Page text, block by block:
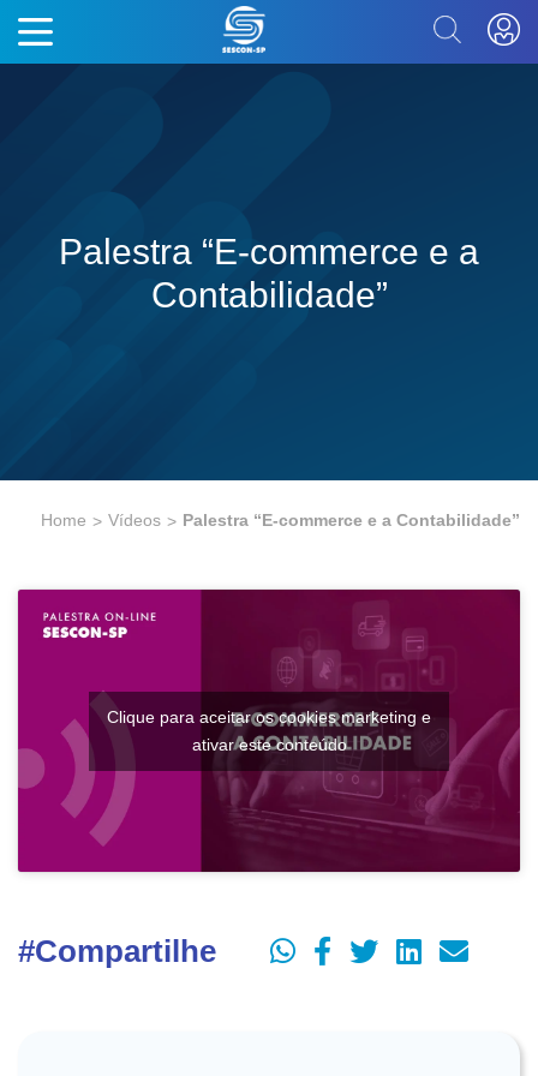
Palestra “E-commerce e a
Contabilidade”
Home Vídeos Palestra “E-commerce e a Contabilidade”
Clique para aceitar os cookies marketing e
ativar este conteúdo
#Compartilhe